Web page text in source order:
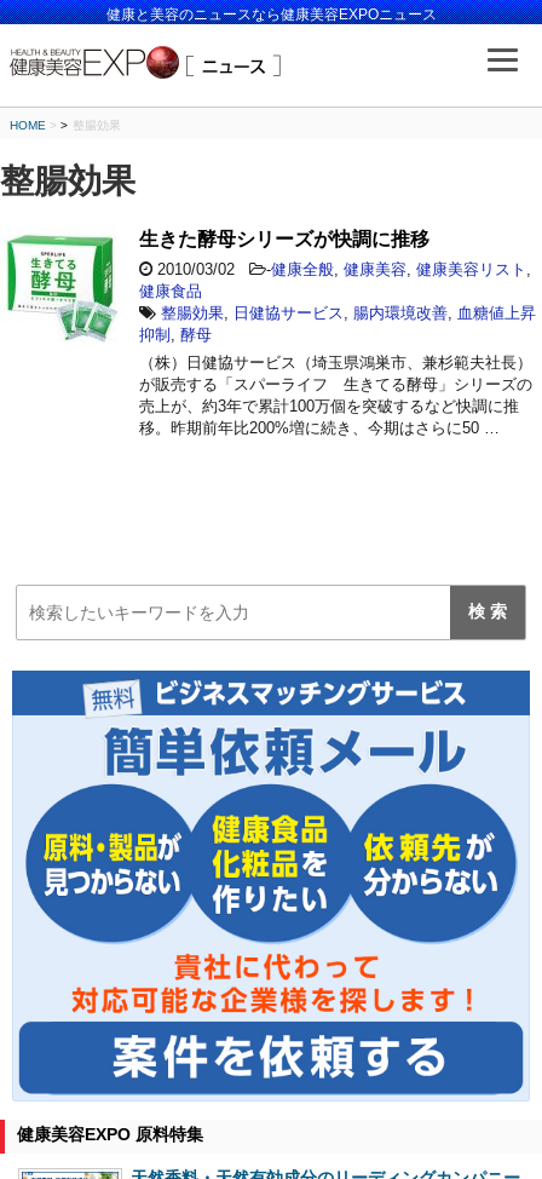
健康と美容のニュースなら健康美容EXPOニュース
HOME > 整腸効果
整腸効果
生きた酵母シリーズが快調に推移
2010/03/02 -健康全般 健康美容 健康美容リスト
健康食品
整腸効果
日健協サービス 腸内環境改善 血糖値上昇
抑制
酵母
（株）日健協サービス（埼玉県鴻巣市、兼杉範夫社長）
が販売する「スパーライフ 生きてる酵母」シリーズの
売上が、約3年で累計100万個を突破するなど快調に推
移。昨期前年比200%増に続き、今期はさらに50 …
健康美容EXPO 原料特集